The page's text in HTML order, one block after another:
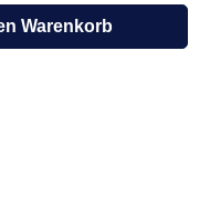
gewünschten
Warenkorb